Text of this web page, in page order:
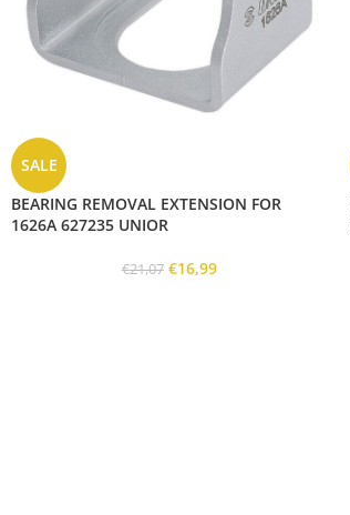
SALE
BEARING REMOVAL EXTENSION FOR
1626A 627235 UNIOR
€21,07 €16,99